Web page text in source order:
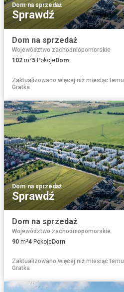
Dom·na sprzedaż
Sprawdź
Dom na sprzedaż
Województwo zachodniopomorskie
102 m²5 PokojeDom
Zaktualizowano więcej niż miesiąc temu
Gratka
Dom·na sprzedaż
Sprawdź
Dom na sprzedaż
Województwo zachodniopomorskie
90 m²4 PokojeDom
Zaktualizowano więcej niż miesiąc temu
Gratka